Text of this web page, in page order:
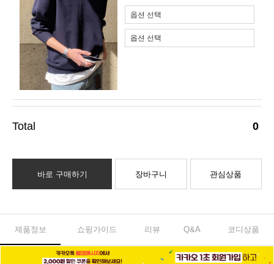
0
바로 구매하기 장바구니 관심상품
제품정보 쇼핑가이드 리뷰 Q&A 코디상품